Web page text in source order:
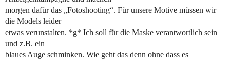
morgen dafür das „Fotoshooting“. Für unsere Motive müssen wir
die Models leider
etwas verunstalten. *g* Ich soll für die Maske verantwortlich sein
und z.B. ein
blaues Auge schminken. Wie geht das denn ohne dass es